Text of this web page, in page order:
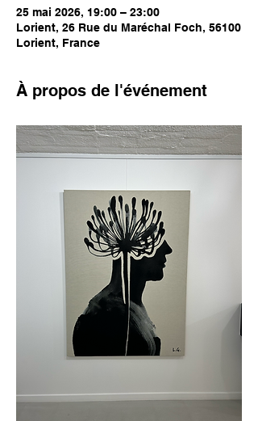
25 mai 2026, 19:00 – 23:00
Lorient, 26 Rue du Maréchal Foch, 56100
Lorient, France
À propos de l'événement